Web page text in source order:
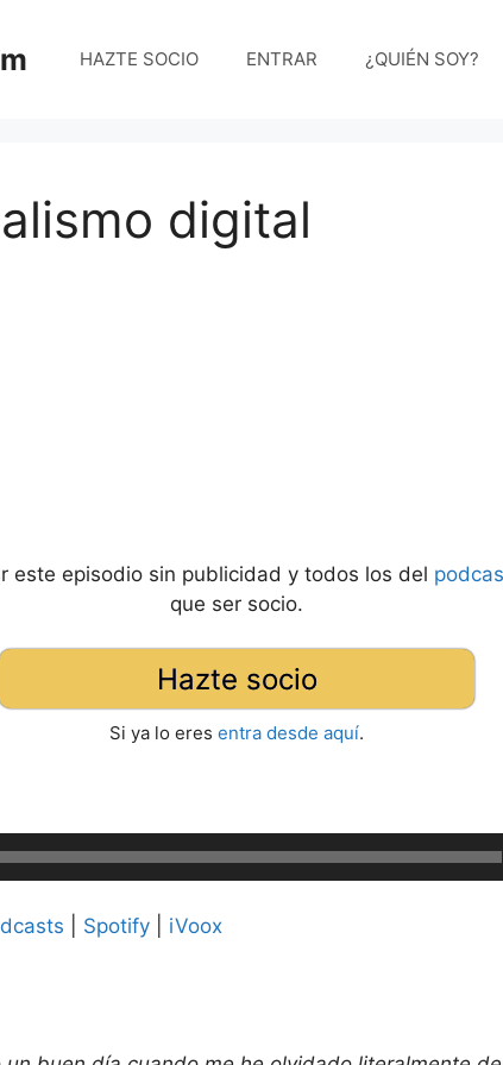
HAZTE SOCIO ENTRAR ¿QUIÉN SOY?
digital
este episodio sin publicidad y todos los del
que ser socio.
Hazte socio
Si ya lo eres entra desde aquí.
Spotify iVoox